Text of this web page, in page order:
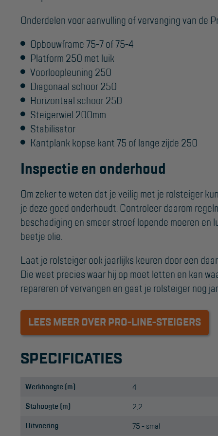
Onderdelen voor aanvulling of vervanging van de
Opbouwframe 75-7 of 75-4
Platform 250 met luik
Voorloopleuning 250
Diagonaal schoor 250
Horizontaal schoor 250
Steigerwiel 200mm
Stabilisator
Kantplank kopse kant 75 of lange zijde 250
Inspectie en onderhoud
Om zeker te weten dat je veilig met je rolsteiger
je deze goed onderhoudt. Controleer daarom
beschadiging en smeer stroef lopende moeren en
beetje olie.
Laat je rolsteiger ook jaarlijks keuren door een
Die weet precies waar hij op moet letten en kan
repareren of vervangen en gaat je rolsteiger nog
LEES MEER OVER PRO-LINE-STEIGERS
SPECIFICATIES
Werkhoogte (m) 4
Stahoogte (m) 2,2
Uitvoering 75 - smal